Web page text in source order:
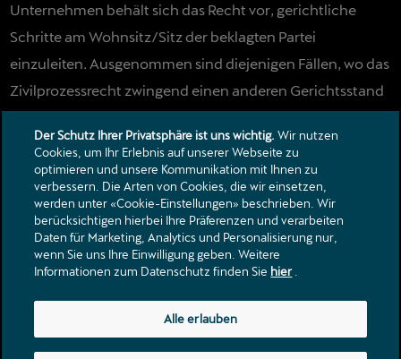
Unternehmen behält sich das Recht vor, gerichtliche
Schritte am Wohnsitz/Sitz der beklagten Partei
einzuleiten. Ausgenommen sind diejenigen Fällen, wo das
Zivilprozessrecht zwingend einen anderen Gerichtsstand
vorschreibt.
St. Urbanstrasse 9
6144 Zell LU
Kontakt
Kataloge & Preislisten
Rechtliche Hinweise
Datenschutzerklärung
Der Schutz Ihrer Privatsphäre ist uns wichtig. Wir nutzen
Cookies, um Ihr Erlebnis auf unserer Webseite zu
optimieren und unsere Kommunikation mit Ihnen zu
verbessern. Die Arten von Cookies, die wir einsetzen,
werden unter «Cookie-Einstellungen» beschrieben. Wir
berücksichtigen hierbei Ihre Präferenzen und verarbeiten
Daten für Marketing, Analytics und Personalisierung nur,
wenn Sie uns Ihre Einwilligung geben. Weitere
Informationen zum Datenschutz finden Sie hier.
Alle erlauben